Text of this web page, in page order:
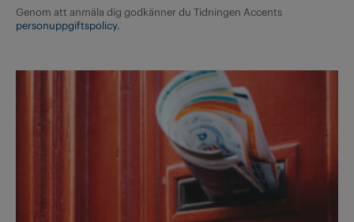
Genom att anmäla dig godkänner du Tidningen Accents
personuppgiftspolicy.